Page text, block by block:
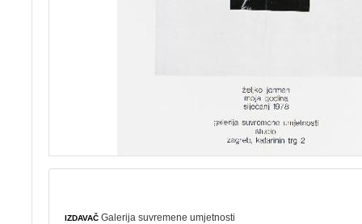
IZDAVAČ Galerija suvremene umjetnosti